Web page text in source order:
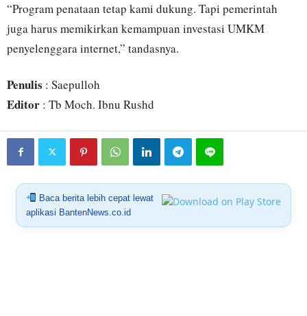
“Program penataan tetap kami dukung. Tapi pemerintah
juga harus memikirkan kemampuan investasi UMKM
penyelenggara internet,” tandasnya.
Penulis : Saepulloh
Editor : Tb Moch. Ibnu Rushd
Baca berita lebih cepat lewat
aplikasi BantenNews.co.id